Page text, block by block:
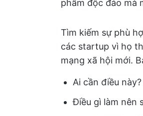
phẩm độc đáo mà
Tìm kiếm sự phù
các startup vì họ
mạng xã hội mới.
Ai cần điều này?
Điều gì làm nên